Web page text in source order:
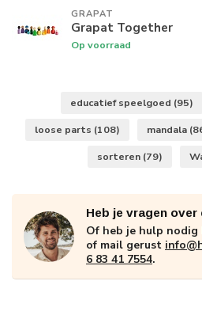
GRAPAT
Grapat Together
Op voorraad
educatief speelgoed (95)
loose parts (108) mandala
sorteren (79)
Heb je vragen
Of heb je hulp
of mail gerust
6 83 41 7554.